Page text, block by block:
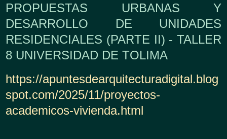
PROPUESTAS URBANAS Y
DESARROLLO DE UNIDADES
RESIDENCIALES (PARTE II) - TALLER
8 UNIVERSIDAD DE TOLIMA
https://apuntesdearquitecturadigital.blog
spot.com/2025/11/proyectos-
academicos-vivienda.html